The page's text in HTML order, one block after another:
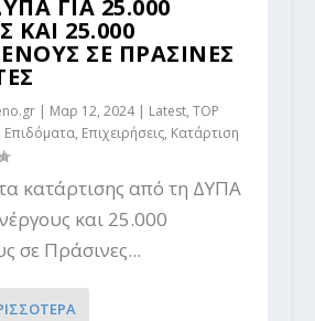
ΓΙΑ 25.000
ΚΑΙ 25.000
ΣΕ ΠΡΑΣΙΝΕΣ
| Μαρ 12, 2024| Latest, TOP
Επιδόματα, Επιχειρήσεις, Κατάρτιση
κατάρτισης από τη ΔΥΠΑ
και 25.000
σε Πράσινες...